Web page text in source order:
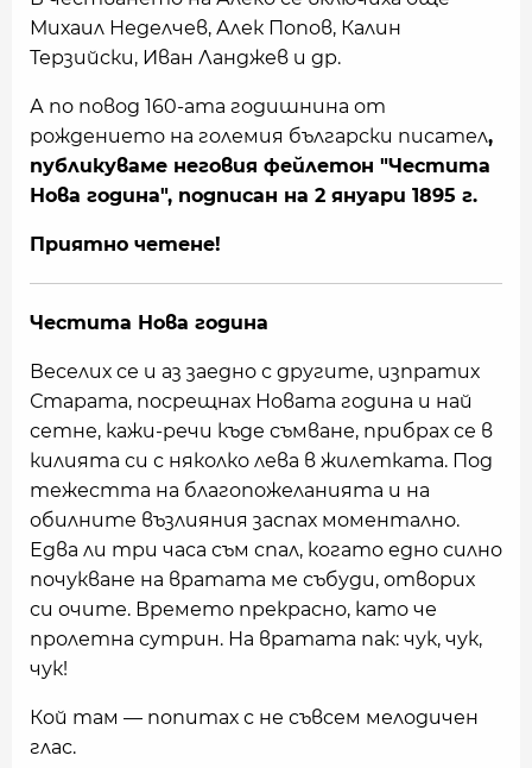
Михаил Неделчев, Алек Попов, Калин
Терзийски, Иван Ланджев и др.
А по повод 160-ата годишнина от
рождението на големия български писател,
публикуваме неговия фейлетон "Честита
Нова година", подписан на 2 януари 1895 г.
Приятно четене!
Честита Нова година
Веселих се и аз заедно с другите, изпратих
Старата, посрещнах Новата година и най
сетне, кажи-речи къде съмване, прибрах се в
килията си с няколко лева в жилетката. Под
тежестта на благопожеланията и на
обилните възлияния заспах моментално.
Едва ли три часа съм спал, когато едно силно
почукване на вратата ме събуди, отворих
си очите. Времето прекрасно, като че
пролетна сутрин. На вратата пак: чук, чук,
чук!
Кой там — попитах с не съвсем мелодичен
глас.